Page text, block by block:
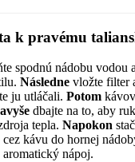
k pravému
spodnú nádobu vodou
Následne vložte filter
ju utláčali. Potom
dbajte na to, aby
tepla. Napokon
kávu do hornej
nápoj.